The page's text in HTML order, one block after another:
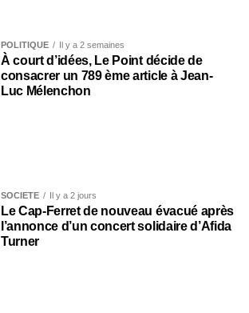
POLITIQUE Il y a 2 semaines
À court d’idées, Le Point décide de
consacrer un 789 ème article à Jean-
Luc Mélenchon
SOCIÉTÉ Il y a 2 jours
Le Cap-Ferret de nouveau évacué après
l’annonce d’un concert solidaire d’Afida
Turner